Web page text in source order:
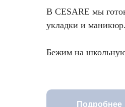
В CESARE мы
укладки и маникюр.
Бежим на
Подробнее